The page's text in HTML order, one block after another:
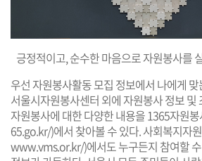
긍정적이고, 순수한 마음으로 자원봉사를
우선 자원봉사활동 모집 정보에서 나에게
서울시자원봉사센터 외에 자원봉사 정보 및
자원봉사에 대한 다양한 내용을 1365자원
65.go.kr/)에서 찾아볼 수 있다. 사회복지자
www.vms.or.kr/)에서도 누구든지 참여할